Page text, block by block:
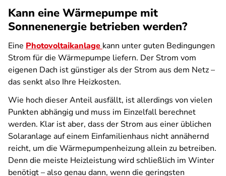
Kann eine Wärmepumpe mit
Sonnenenergie betrieben werden?
Eine Photovoltaikanlage kann unter guten Bedingungen
Strom für die Wärmepumpe liefern. Der Strom vom
eigenen Dach ist günstiger als der Strom aus dem Netz –
das senkt also Ihre Heizkosten.
Wie hoch dieser Anteil ausfällt, ist allerdings von vielen
Punkten abhängig und muss im Einzelfall berechnet
werden. Klar ist aber, dass der Strom aus einer üblichen
Solaranlage auf einem Einfamilienhaus nicht annähernd
reicht, um die Wärmepumpenheizung allein zu betreiben.
Denn die meiste Heizleistung wird schließlich im Winter
benötigt – also genau dann, wenn die geringsten